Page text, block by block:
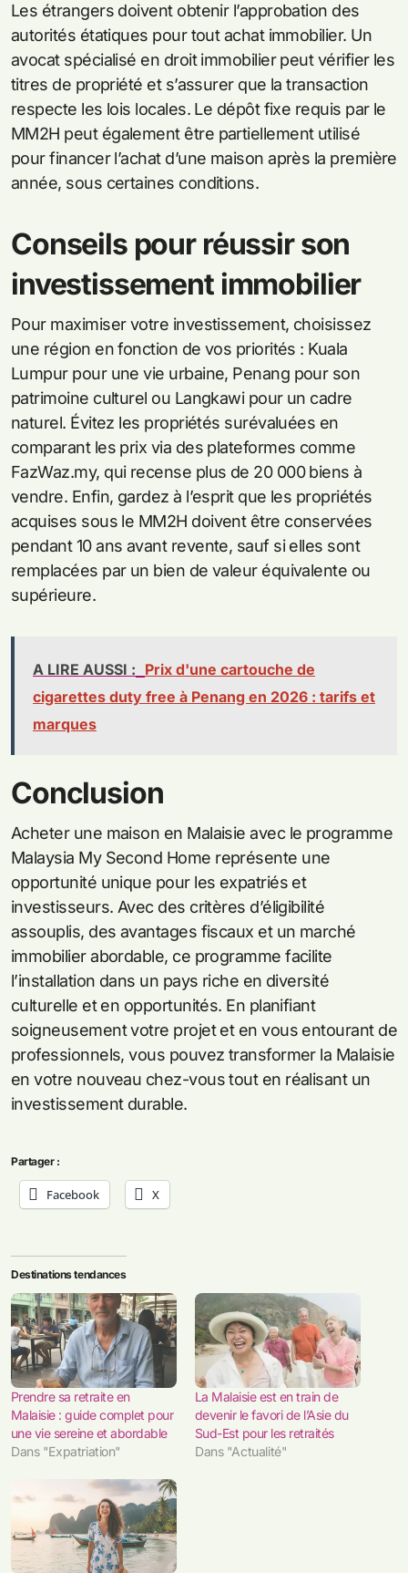
Les étrangers doivent obtenir l’approbation des
autorités étatiques pour tout achat immobilier. Un
avocat spécialisé en droit immobilier peut vérifier les
titres de propriété et s’assurer que la transaction
respecte les lois locales. Le dépôt fixe requis par le
MM2H peut également être partiellement utilisé
pour financer l’achat d’une maison après la première
année, sous certaines conditions.
Conseils pour réussir son
investissement immobilier
Pour maximiser votre investissement, choisissez
une région en fonction de vos priorités : Kuala
Lumpur pour une vie urbaine, Penang pour son
patrimoine culturel ou Langkawi pour un cadre
naturel. Évitez les propriétés surévaluées en
comparant les prix via des plateformes comme
FazWaz.my, qui recense plus de 20 000 biens à
vendre. Enfin, gardez à l’esprit que les propriétés
acquises sous le MM2H doivent être conservées
pendant 10 ans avant revente, sauf si elles sont
remplacées par un bien de valeur équivalente ou
supérieure.
A LIRE AUSSI : Prix d'une cartouche de
cigarettes duty free à Penang en 2026 : tarifs et
marques
Conclusion
Acheter une maison en Malaisie avec le programme
Malaysia My Second Home représente une
opportunité unique pour les expatriés et
investisseurs. Avec des critères d’éligibilité
assouplis, des avantages fiscaux et un marché
immobilier abordable, ce programme facilite
l’installation dans un pays riche en diversité
culturelle et en opportunités. En planifiant
soigneusement votre projet et en vous entourant de
professionnels, vous pouvez transformer la Malaisie
en votre nouveau chez-vous tout en réalisant un
investissement durable.
Partager :
Facebook X
Destinations tendances
Prendre sa retraite en
Malaisie : guide complet pour
une vie sereine et abordable
Dans "Expatriation"
La Malaisie est en train de
devenir le favori de l’Asie du
Sud-Est pour les retraités
Dans "Actualité"